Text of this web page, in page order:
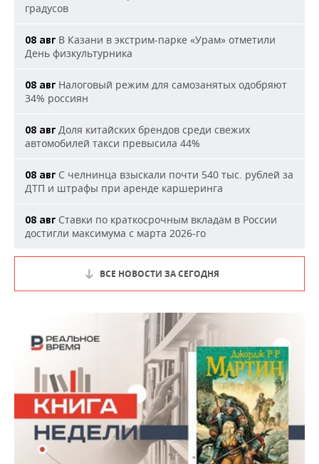
градусов
08 авг В Казани в экстрим-парке «Урам» отметили
День физкультурника
08 авг Налоговый режим для самозанятых одобряют
34% россиян
08 авг Доля китайских брендов среди свежих
автомобилей такси превысила 44%
08 авг С челнинца взыскали почти 540 тыс. рублей за
ДТП и штрафы при аренде каршеринга
08 авг Ставки по краткосрочным вкладам в России
достигли максимума с марта 2026-го
ВСЕ НОВОСТИ ЗА СЕГОДНЯ